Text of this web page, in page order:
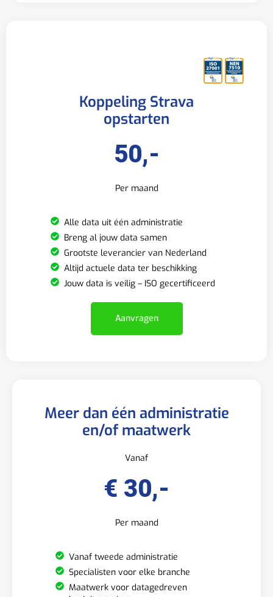
Koppeling Strava
opstarten
50,-
Per maand
Alle data uit één administratie
Breng al jouw data samen
Grootste leverancier van Nederland
Altijd actuele data ter beschikking
Jouw data is veilig – ISO gecertificeerd
Aanvragen
Meer dan één administratie
en/of maatwerk
Vanaf
€ 30,-
Per maand
Vanaf tweede administratie
Specialisten voor elke branche
Maatwerk voor datagedreven